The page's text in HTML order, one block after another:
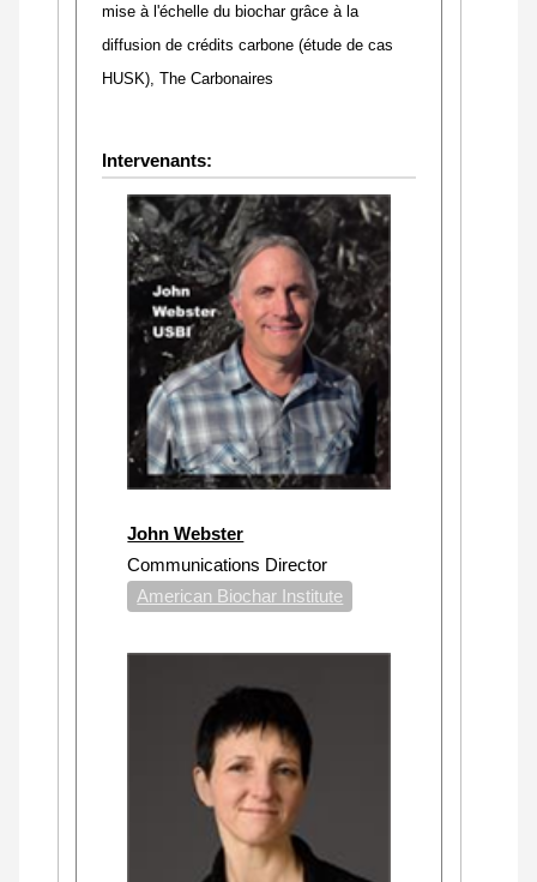
mise à l'échelle du biochar grâce à la
diffusion de crédits carbone (étude de cas
HUSK), The Carbonaires
Intervenants:
John Webster
Communications Director
American Biochar Institute